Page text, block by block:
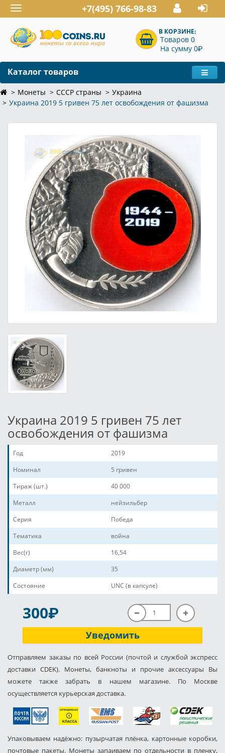
Toggle
navigation
+7(495) 766-98-83
В КОРЗИНЕ:
Товаров 0
На сумму 0P
Каталог товаров
Монеты СССР страны
Украина
Украина 2019 5 гривен 75 лет освобождения от фашизма
Украина 2019 5 гривен 75 лет
освобождения от фашизма
Год
2019
Номинал
5 гривен
Тираж (шт.)
40 000
Металл
нейзильбер
Серия
Победа
Тематика
война
Вес(г)
16,54
Диаметр (мм)
35
Состояние
UNC (в капсуле)
300P
Уведомить
Отправляем заказы по всей России (почтой и службой экспресс
доставки CDEK). Монеты, банкноты и прочие аксессуары Вы
можете также забрать в нашем магазине. По Москве
осуществляется курьерская доставка.
Упаковываем надёжно: пузырчатая плёнка, картонные коробки,
почтовые пакеты. Монеты запаиваем по отдельности в пленку,